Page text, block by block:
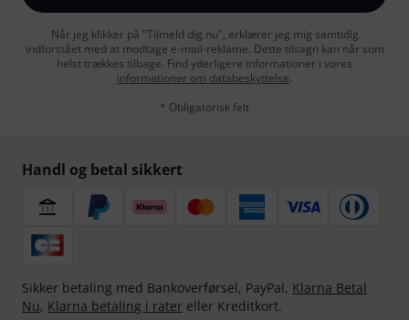
Når jeg klikker på "Tilmeld dig nu", erklærer jeg mig samtidig
indforstået med at modtage e-mail-reklame. Dette tilsagn kan når som
helst trækkes tilbage. Find yderligere informationer i vores
informationer om databeskyttelse.
* Obligatorisk felt
Handl og betal sikkert
Sikker betaling med Bankoverførsel, PayPal, Klarna Betal
Nu, Klarna betaling i rater eller Kreditkort.